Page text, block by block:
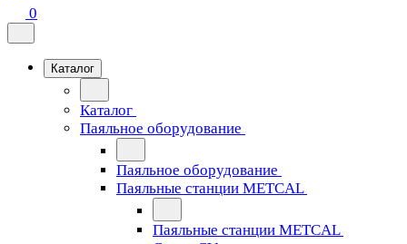
0
Каталог
Каталог
Паяльное оборудование
Паяльное оборудование
Паяльные станции METCAL
Паяльные станции METCAL